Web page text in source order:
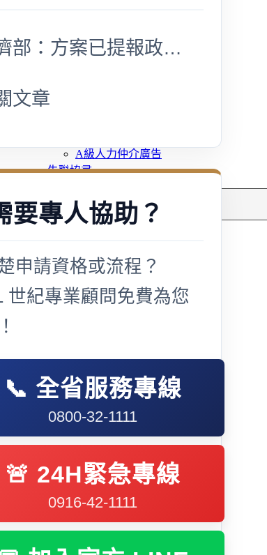
巴氏量表
「3分鐘」巴氏量表評估
常見問題
A級人力仲介廣告
失聯協尋
尋
經濟部：方案已提報政院 等待公告
文章
要專人協助？
申請資格或流程？
世紀專業顧問免費為您
📞 全省服務專線
0800-32-1111
🚨 24H緊急專線
0916-42-1111